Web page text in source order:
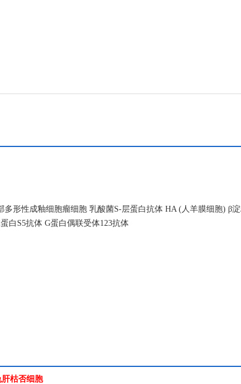
形性成釉细胞瘤细胞 乳酸菌S-层蛋白抗体 HA (人羊膜细胞) β
白S5抗体 G蛋白偶联受体123抗体
肝枯否细胞